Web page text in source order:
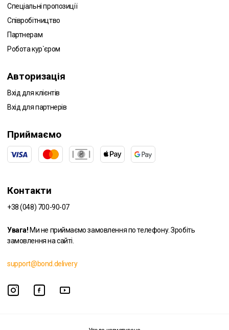
Спеціальні пропозиції
Співробітництво
Партнерам
Робота кур`єром
Авторизація
Вхід для клієнтів
Вхід для партнерів
Приймаємо
Контакти
+38 (048) 700-90-07
Увага! Ми не приймаємо замовлення по телефону. Зробіть
замовлення на сайті.
support@bond.delivery